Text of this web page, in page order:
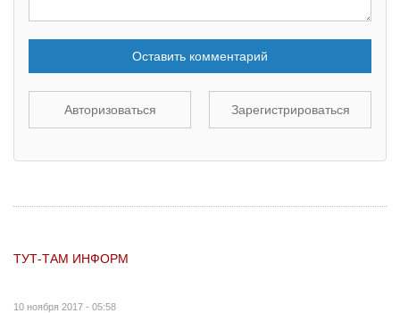
Оставить комментарий
Авторизоваться Зарегистрироваться
ТУТ-ТАМ ИНФОРМ
10 ноября 2017 - 05:58